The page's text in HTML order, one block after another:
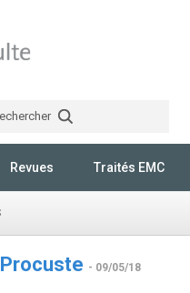
Revues Traités EMC
- 09/05/18